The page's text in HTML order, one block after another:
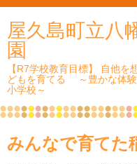
屋久島町立八
園
【R7学校教育目標】 自他
どもを育てる ～豊かな体験
小学校～
みんなで育てた